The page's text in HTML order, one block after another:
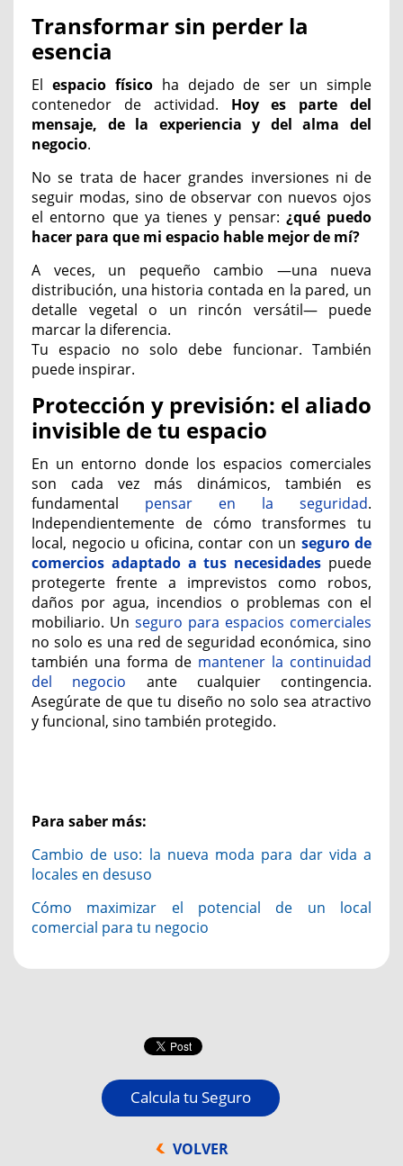
Transformar sin perder la
esencia
El espacio físicoha dejado de ser un simple
contenedor de actividad. Hoy es parte del
mensaje, de la experiencia y del alma del
negocio.
No se trata de hacer grandes inversiones ni de
seguir modas, sino de observar con nuevos ojos
el entorno que ya tienes y pensar: ¿qué puedo
hacer para que mi espacio hable mejor de mí?
A veces, un pequeño cambio —una nueva
distribución, una historia contada en la pared, un
detalle vegetal o un rincón versátil— puede
marcar la diferencia.
Tu espacio no solo debe funcionar. También
puede inspirar.
Protección y previsión: el aliado
invisible de tu espacio
En un entorno donde los espacios comerciales
son cada vez más dinámicos, también es
fundamental pensar en la seguridad.
Independientemente de cómo transformes tu
local, negocio u oficina, contar con un seguro de
comercios adaptado a tus necesidades puede
protegerte frente a imprevistos como robos,
daños por agua, incendios o problemas con el
mobiliario. Un seguro para espacios comerciales
no solo es una red de seguridad económica, sino
también una forma de mantener la continuidad
del negocio ante cualquier contingencia.
Asegúrate de que tu diseño no solo sea atractivo
y funcional, sino también protegido.
Para saber más:
Cambio de uso: la nueva moda para dar vida a
locales en desuso
Cómo maximizar el potencial de un local
comercial para tu negocio
Calcula tu Seguro
VOLVER